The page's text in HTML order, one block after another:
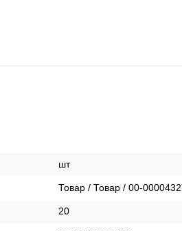
шт
Товар / Товар / 00-
20